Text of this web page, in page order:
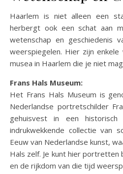
Haarlem is niet alleen een
herbergt ook een schat aan
wetenschap en geschiedenis
weerspiegelen. Hier zijn
musea in Haarlem die je niet
Frans Hals Museum:
Het Frans Hals Museum is
Nederlandse portretschilder
gehuisvest in een
indrukwekkende collectie van
Eeuw van Nederlandse kunst,
Hals zelf. Je kunt hier
en de rijkdom van die tijd